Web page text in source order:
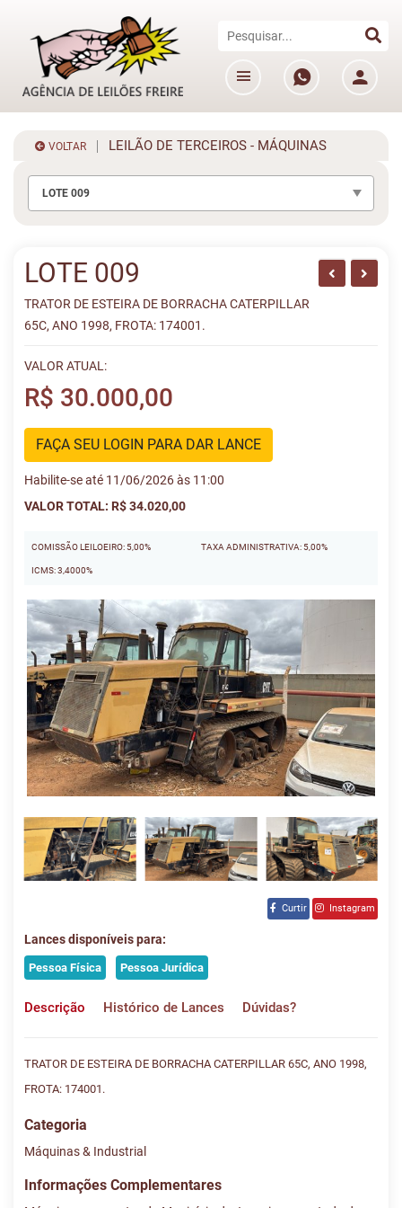
VOLTAR LEILÃO DE TERCEIROS - MÁQUINAS
LOTE 009
LOTE 009
TRATOR DE ESTEIRA DE BORRACHA CATERPILLAR
65C, ANO 1998, FROTA: 174001.
VALOR ATUAL:
R$ 30.000,00
FAÇA SEU LOGIN PARA DAR LANCE
Habilite-se até 11/06/2026 às 11:00
VALOR TOTAL: R$ 34.020,00
COMISSÃO LEILOEIRO: 5,00%
ICMS: 3,4000%
TAXA ADMINISTRATIVA: 5,00%
Curtir Instagram
Lances disponíveis para:
Pessoa Física Pessoa Jurídica
Descrição Histórico de Lances Dúvidas?
TRATOR DE ESTEIRA DE BORRACHA CATERPILLAR 65C, ANO 1998,
FROTA: 174001.
Categoria
Máquinas & Industrial
Informações Complementares